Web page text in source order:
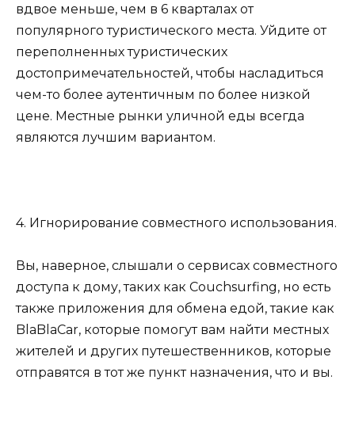
вдвое меньше, чем в 6 кварталах от
популярного туристического места. Уйдите от
переполненных туристических
достопримечательностей, чтобы насладиться
чем-то более аутентичным по более низкой
цене. Местные рынки уличной еды всегда
являются лучшим вариантом.
4. Игнорирование совместного использования.
Вы, наверное, слышали о сервисах совместного
доступа к дому, таких как Couchsurfing, но есть
также приложения для обмена едой, такие как
BlaBlaCar, которые помогут вам найти местных
жителей и других путешественников, которые
отправятся в тот же пункт назначения, что и вы.